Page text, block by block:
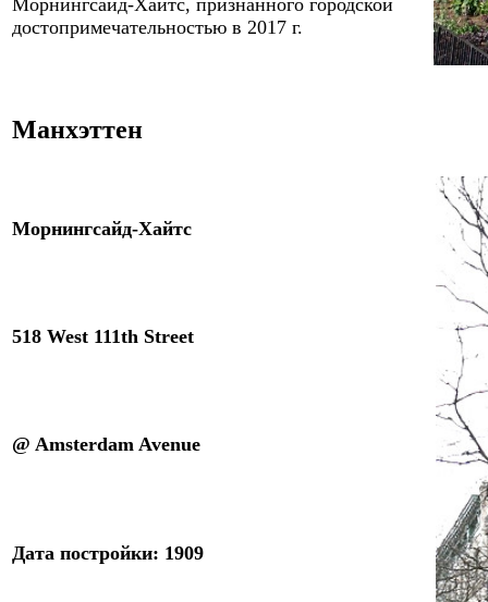
Морнингсайд-Хайтс, признанного городской
достопримечательностью в 2017 г.
Манхэттен
Морнингсайд-Хайтс
518 West 111th Street
@ Amsterdam Avenue
Дата постройки: 1909